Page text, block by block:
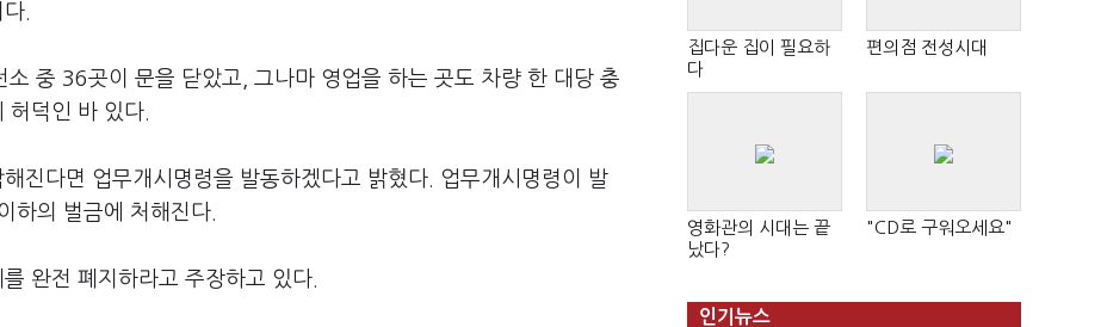
.
중 36곳이 문을 닫았고, 그나마 영업을 하는 곳도 차량 한 대당 충
허덕인 바 있다.
진다면 업무개시명령을 발동하겠다고 밝혔다. 업무개시명령이 발
하의 벌금에 처해진다.
완전 폐지하라고 주장하고 있다.
집다운 집이 필요하
다
편의점 전성시대
영화관의 시대는 끝
났다?
"CD로 구워오세요"
인기뉴스